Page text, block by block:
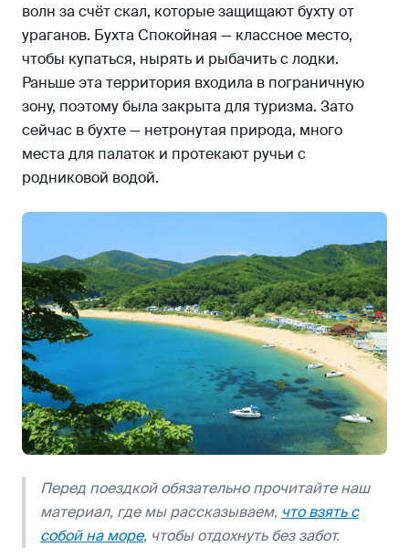
волн за счёт скал, которые защищают бухту от
ураганов. Бухта Спокойная — классное место,
чтобы купаться, нырять и рыбачить с лодки.
Раньше эта территория входила в пограничную
зону, поэтому была закрыта для туризма. Зато
сейчас в бухте — нетронутая природа, много
места для палаток и протекают ручьи с
родниковой водой.
Перед поездкой обязательно прочитайте наш
материал, где мы рассказываем, что взять с
собой на море, чтобы отдохнуть без забот.